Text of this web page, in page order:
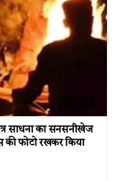
साधना का सनसनीखेज
की फोटो रखकर किया